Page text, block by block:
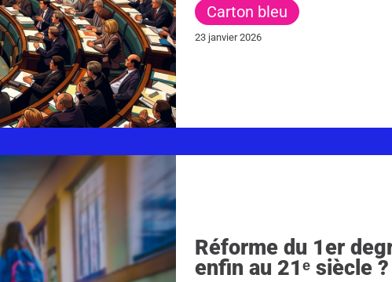
Carton bleu
23 janvier 2026
Réforme du 1er
enfin au 21ᵉ siècle ?